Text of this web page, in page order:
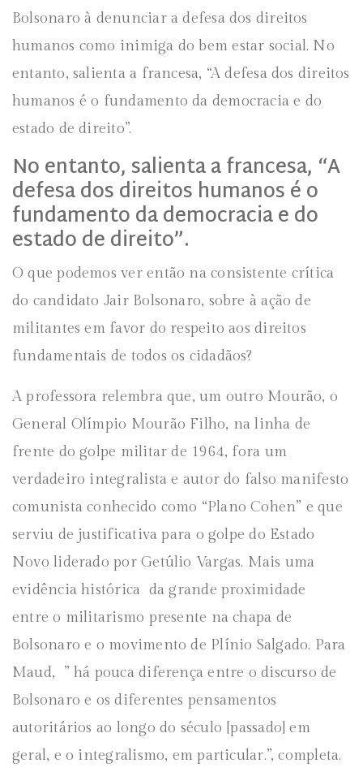
Bolsonaro à denunciar a defesa dos direitos
humanos como inimiga do bem estar social. No
entanto, salienta a francesa, “A defesa dos direitos
humanos é o fundamento da democracia e do
estado de direito”.
No entanto, salienta a francesa, “A
defesa dos direitos humanos é o
fundamento da democracia e do
estado de direito”.
O que podemos ver então na consistente crítica
do candidato Jair Bolsonaro, sobre à ação de
militantes em favor do respeito aos direitos
fundamentais de todos os cidadãos?
A professora relembra que, um outro Mourão, o
General Olímpio Mourão Filho, na linha de
frente do golpe militar de 1964, fora um
verdadeiro integralista e autor do falso manifesto
comunista conhecido como “Plano Cohen” e que
serviu de justificativa para o golpe do Estado
Novo liderado por Getúlio Vargas. Mais uma
evidência histórica da grande proximidade
entre o militarismo presente na chapa de
Bolsonaro e o movimento de Plínio Salgado. Para
Maud, ” há pouca diferença entre o discurso de
Bolsonaro e os diferentes pensamentos
autoritários ao longo do século [passado] em
geral, e o integralismo, em particular.”, completa.